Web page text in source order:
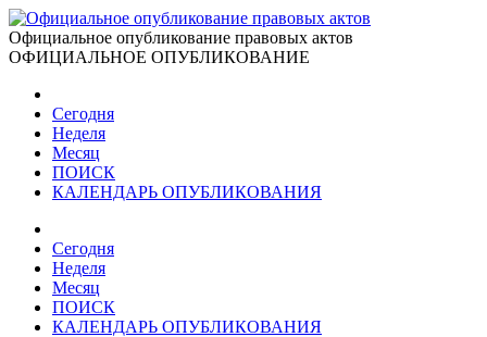
Официальное опубликование правовых актов
ОФИЦИАЛЬНОЕ ОПУБЛИКОВАНИЕ
Сегодня
Неделя
Месяц
ПОИСК
КАЛЕНДАРЬ ОПУБЛИКОВАНИЯ
Сегодня
Неделя
Месяц
ПОИСК
КАЛЕНДАРЬ ОПУБЛИКОВАНИЯ